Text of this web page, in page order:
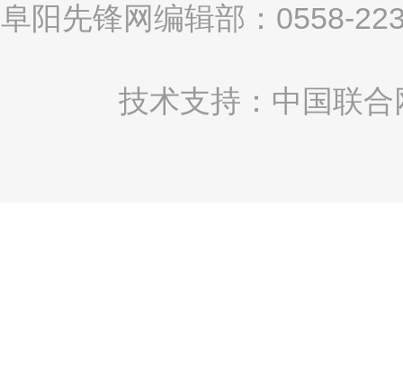
阜阳先锋网编辑部：0558-
技术支持：中国联